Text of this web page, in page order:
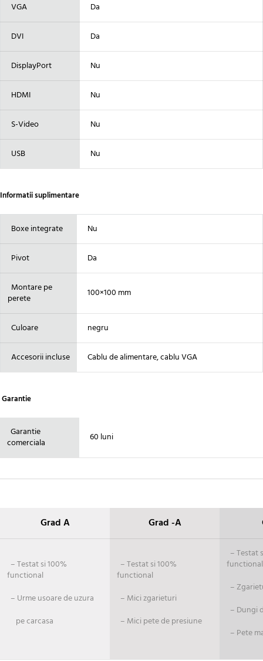
VGA Da
DVI Da
DisplayPort Nu
HDMI Nu
S-Video Nu
USB Nu
Informatii suplimentare
Boxe integrate Nu
Pivot Da
Montare pe
perete
100×100 mm
Culoare negru
Accesorii incluse Cablu de alimentare, cablu VGA
Garantie
Garantie
comerciala
60 luni
Grad A Grad -A
– Testat si 100%
functional
– Urme usoare de uzura
pe carcasa
– Testat si 100%
functional
– Mici zgarieturi
– Mici pete de presiune
– Testat
functional
–
– Dungi
– Pete